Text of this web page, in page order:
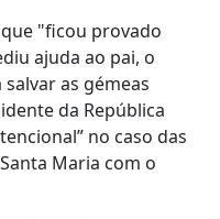
"ficou provado
ajuda ao pai, o
as gémeas
da República
no caso das
Maria com o